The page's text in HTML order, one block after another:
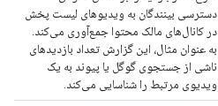
دسترسی بینندگان به ویدیوهای لیست پخش
در کانال‌های مالک محتوا جمع‌آوری می‌کند.
به عنوان مثال، این گزارش تعداد بازدیدهای
ناشی از جستجوی گوگل یا پیوند به یک
ویدیوی مرتبط را شناسایی می‌کند.